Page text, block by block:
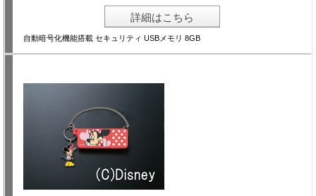
詳細はこちら
自動暗号化機能搭載 セキュリティ USBメモリ 8GB